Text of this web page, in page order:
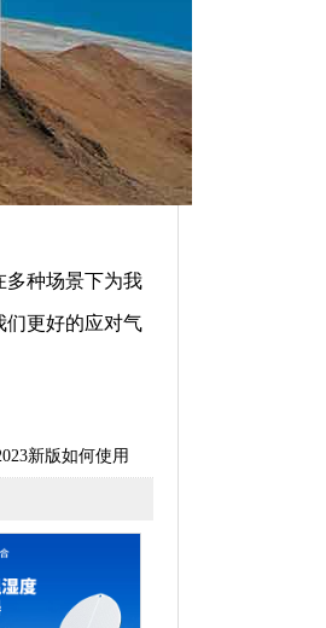
多种场景下为我
们更好的应对气
新版如何使用